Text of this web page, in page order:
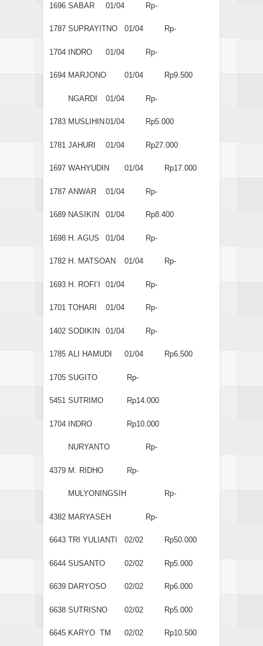
1696 SABAR 01/04 Rp-
1787 SUPRAYITNO 01/04 Rp-
1704 INDRO 01/04 Rp-
1694 MARJONO 01/04 Rp9.500
NGARDI 01/04 Rp-
1783 MUSLIHIN 01/04 Rp5.000
1781 JAHURI 01/04 Rp27.000
1697 WAHYUDIN 01/04 Rp17.000
1787 ANWAR 01/04 Rp-
1689 NASIKIN 01/04 Rp8.400
1698 H. AGUS 01/04 Rp-
1782 H. MATSOAN 01/04 Rp-
1693 H. ROFI’I 01/04 Rp-
1701 TOHARI 01/04 Rp-
1402 SODIKIN 01/04 Rp-
1785 ALI HAMUDI 01/04 Rp6.500
1705 SUGITO Rp-
5451 SUTRIMO Rp14.000
1704 INDRO Rp10.000
NURYANTO Rp-
4379 M. RIDHO Rp-
MULYONINGSIH Rp-
4382 MARYASEH Rp-
6643 TRI YULIANTI 02/02 Rp50.000
6644 SUSANTO 02/02 Rp5.000
6639 DARYOSO 02/02 Rp6.000
6638 SUTRISNO 02/02 Rp5.000
6645 KARYO TM 02/02 Rp10.500